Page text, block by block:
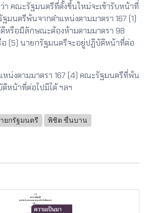
คณะรัฐมนตรีที่ตั้งขึ้นใหม่จะเข้ารับหน้าที่
มนตรีพ้นจากดำแหน่งตามมาตรา 167 (1)
หรือมีลักษณะต้องห้ามตามมาตรา 98
อ (5) นายกรัฐมนตรีจะอยู่ปฏิบัติหน้าที่ต่อ
น่งตามมาตรา 167 (4) คณะรัฐมนตรีที่พ้น
หน้าที่ต่อไปมิได้ ฯลฯ
ยกรัฐมนตรี
พิชิต ชื่นบาน